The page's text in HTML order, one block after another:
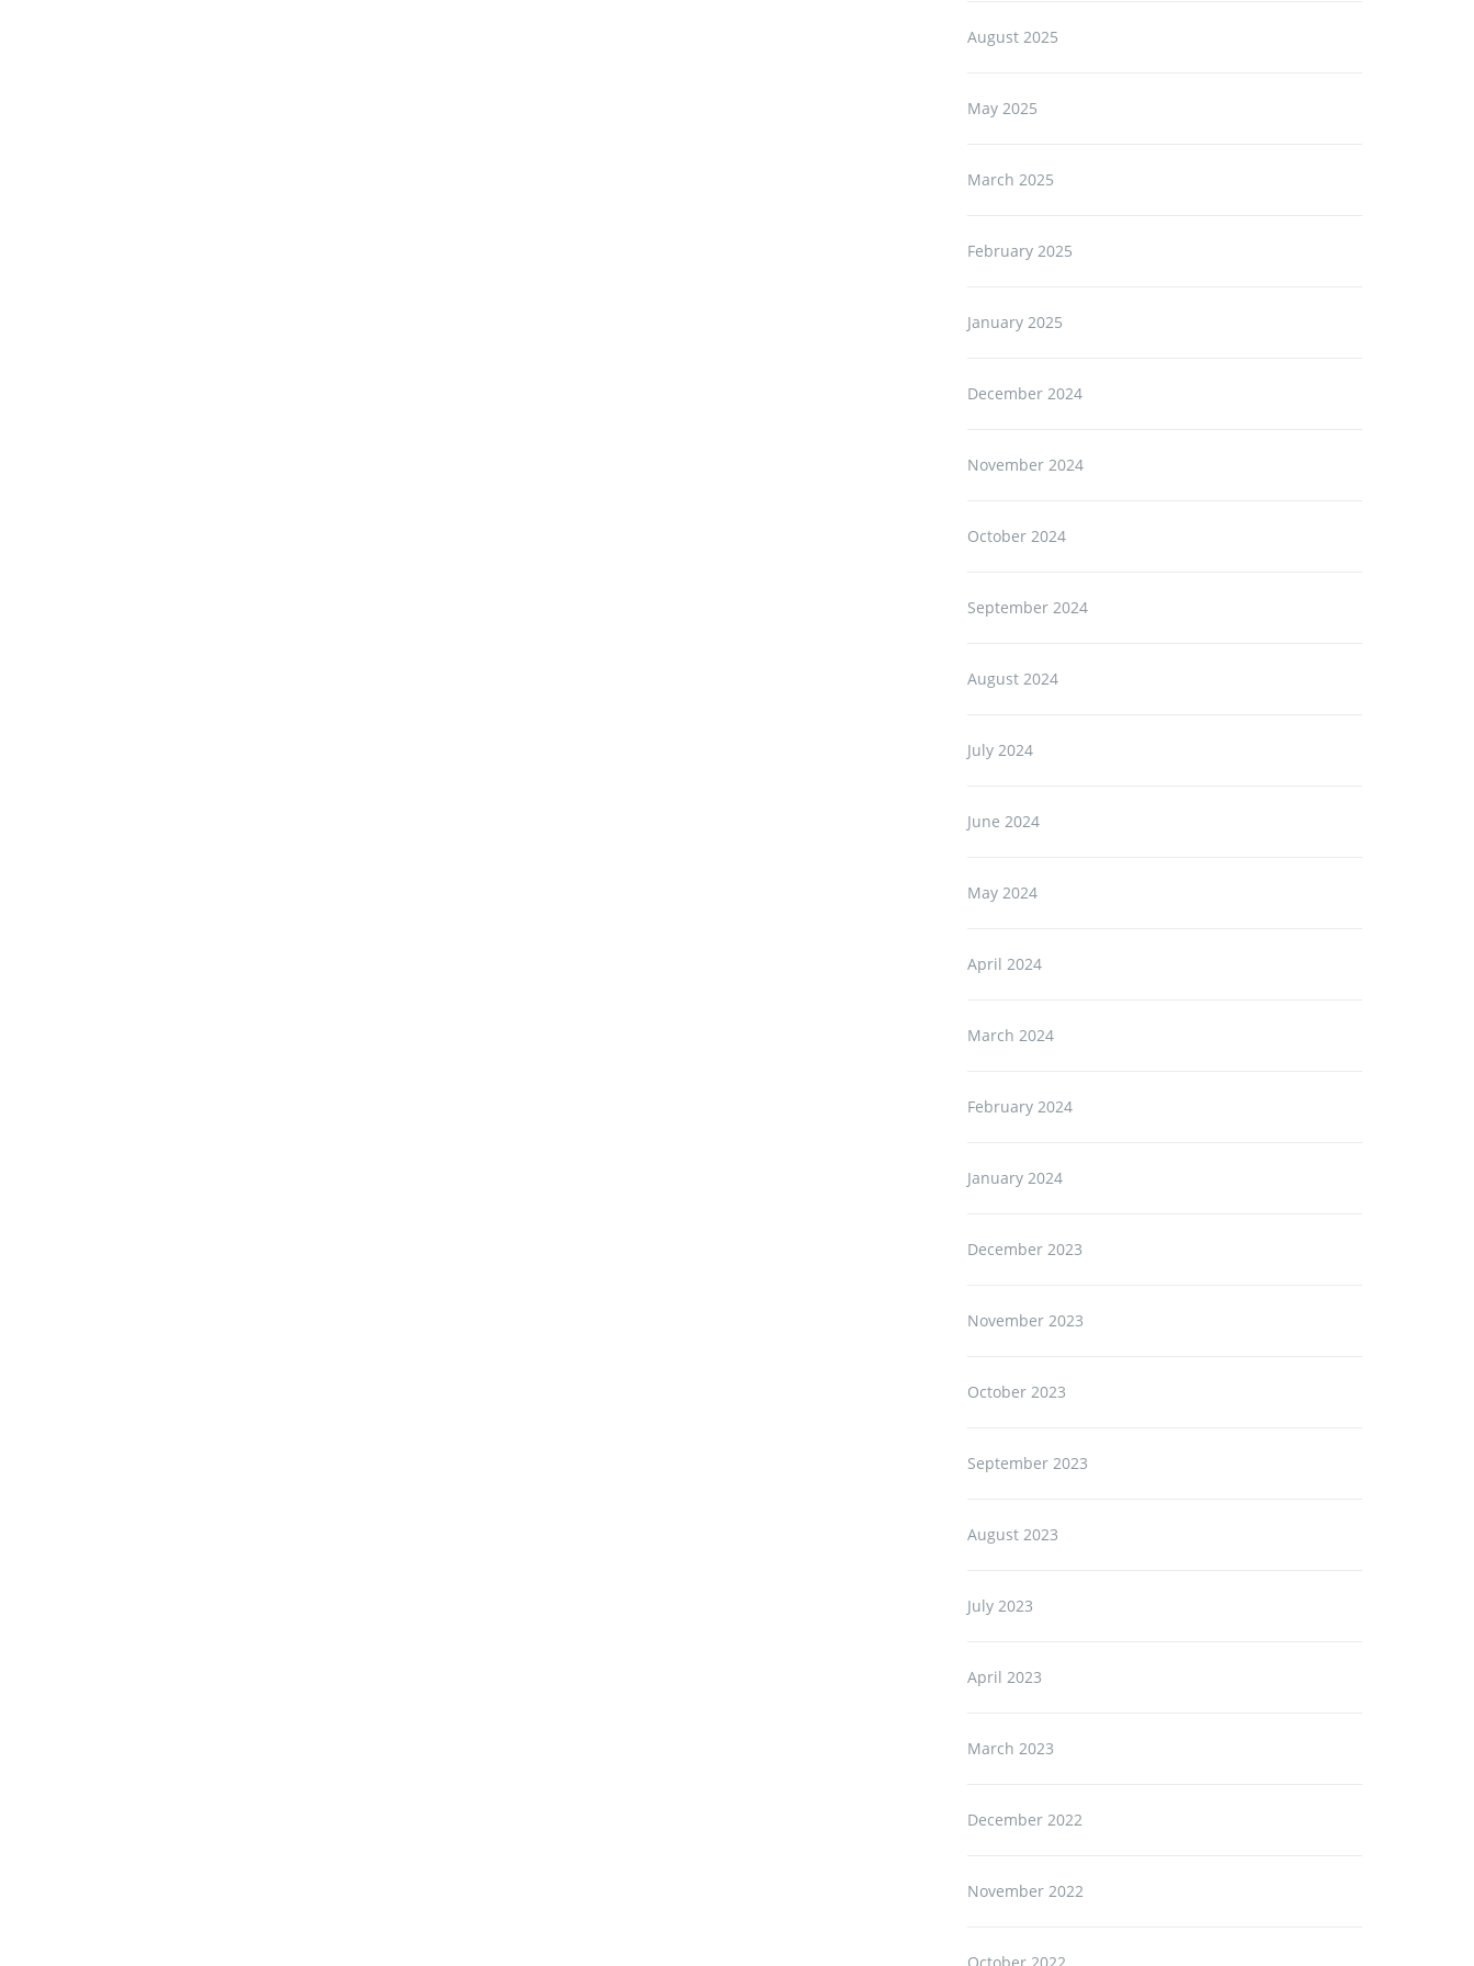
August 2025
May 2025
March 2025
February 2025
January 2025
December 2024
November 2024
October 2024
September 2024
August 2024
July 2024
June 2024
May 2024
April 2024
March 2024
February 2024
January 2024
December 2023
November 2023
October 2023
September 2023
August 2023
July 2023
April 2023
March 2023
December 2022
November 2022